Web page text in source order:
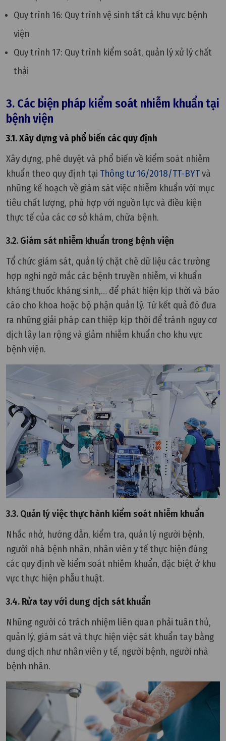
Quy trình 16: Quy trình vệ sinh tất cả khu vực bệnh
viện
Quy trình 17: Quy trình kiểm soát, quản lý xử lý chất
thải
3. Các biện pháp kiểm soát nhiễm khuẩn tại
bệnh viện
3.1. Xây dựng và phổ biến các quy định
Xây dựng, phê duyệt và phổ biến về kiểm soát nhiễm
khuẩn theo quy định tại Thông tư 16/2018/TT-BYTvà
những kế hoạch về giám sát việc nhiễm khuẩn với mục
tiêu chất lượng, phù hợp với nguồn lực và điều kiện
thực tế của các cơ sở khám, chữa bệnh.
3.2. Giám sát nhiễm khuẩn trong bệnh viện
Tổ chức giám sát, quản lý chặt chẽ dữ liệu các trường
hợp nghi ngờ mắc các bệnh truyền nhiễm, vi khuẩn
kháng thuốc kháng sinh,… để phát hiện kịp thời và báo
cáo cho khoa hoặc bộ phận quản lý. Từ kết quả đó đưa
ra những giải pháp can thiệp kịp thời để tránh nguy cơ
dịch lây lan rộng và giảm nhiễm khuẩn cho khu vực
bệnh viện.
3.3. Quản lý việc thực hành kiểm soát nhiễm khuẩn
Nhắc nhở, hướng dẫn, kiểm tra, quản lý người bệnh,
người nhà bệnh nhân, nhân viên y tế thực hiện đúng
các quy định về kiểm soát nhiễm khuẩn, đặc biệt ở khu
vực thực hiện phẫu thuật.
3.4. Rửa tay với dung dịch sát khuẩn
Những người có trách nhiệm liên quan phải tuân thủ,
quản lý, giám sát và thực hiện việc sát khuẩn tay bằng
dung dịch như nhân viên y tế, người bệnh, người nhà
bệnh nhân.